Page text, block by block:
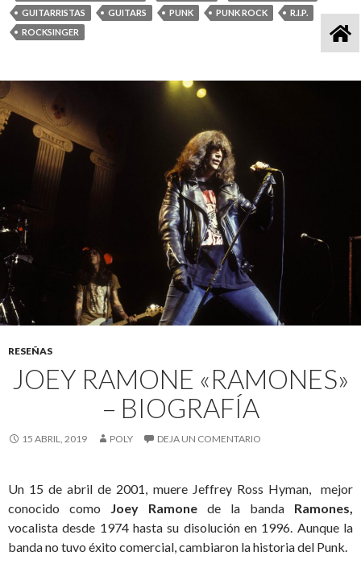
GUITARRISTAS
GUITARS PUNK PUNK ROCK
R.I.P.
ROCKSINGER
RESEÑAS
JOEY RAMONE «RAMONES»
– BIOGRAFÍA
15 ABRIL, 2019 POLY DEJA UN COMENTARIO
Un 15 de abril de 2001, muere Jeffrey Ross Hyman, mejor
conocido como
Joey Ramone de la banda Ramones,
vocalista desde 1974 hasta su disolución en 1996. Aunque la
banda no tuvo éxito comercial, cambiaron la historia del Punk.